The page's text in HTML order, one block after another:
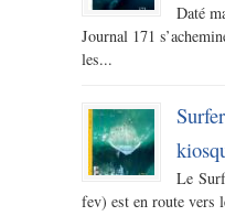
Daté
Journal 171
les...
Le
fev) est en route vers